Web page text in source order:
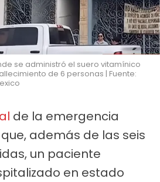
se administró el suero vitamínico
de 6 personas | Fuente:
de la emergencia
además de las seis
un paciente
en estado